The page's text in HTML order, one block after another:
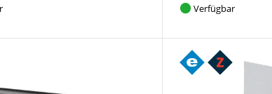
Verfügbar